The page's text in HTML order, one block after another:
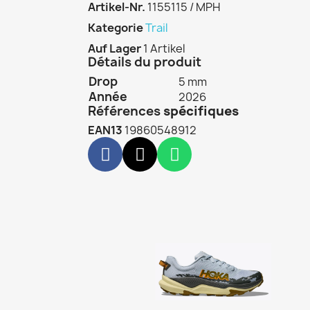
Artikel-Nr. 1155115 / MPH
KategorieTrail
Auf Lager1 Artikel
Détails du produit
Drop 5 mm
Année 2026
Références spécifiques
EAN13 19860548912